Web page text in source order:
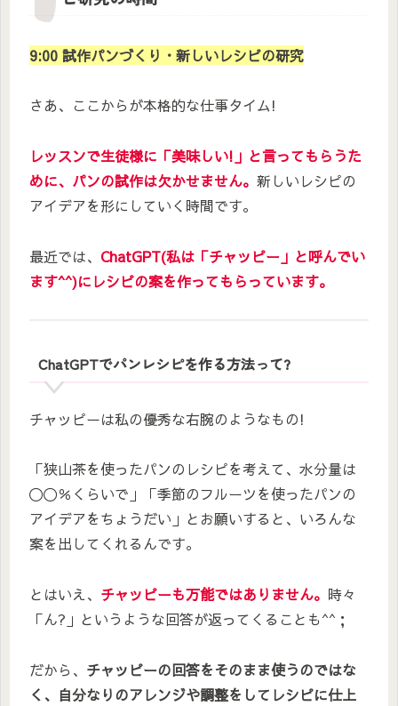
9:00 試作パンづくり・新しいレシピの研究
さあ、ここからが本格的な仕事タイム!
レッスンで生徒様に「美味しい!」と言ってもらうた
めに、パンの試作は欠かせません。 新しいレシピの
アイデアを形にしていく時間です。
最近では、 ChatGPT(私は「チャッピー」と呼んでい
ます^^)にレシピの案を作ってもらっています。
ChatGPTでパンレシピを作る方法って?
チャッピーは私の優秀な右腕のようなもの!
「狭山茶を使ったパンのレシピを考えて、水分量は
〇〇％くらいで」「季節のフルーツを使ったパンの
アイデアをちょうだい」とお願いすると、いろんな
案を出してくれるんです。
とはいえ、 チャッピーも万能ではありません。 時々
「ん?」というような回答が返ってくることも^^；
だから、 チャッピーの回答をそのまま使うのではな
く、自分なりのアレンジや調整をしてレシピに仕上